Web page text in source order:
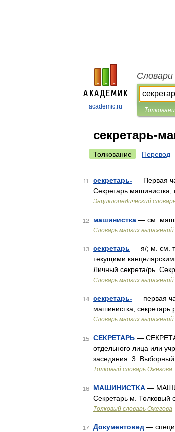
academic.ru
Словари
секретарь-
Толкование Перевод
11 секретарь- — Первая
Секретарь машинистка,
Энциклопедический
12 машинистка — см.
Словарь многих выражений
13 секретарь — я/; м. см.
текущими
Личный секрета/рь.
Словарь многих выражений
14 секретарь- — первая
машинистка, секретарь
Словарь многих выражений
15 СЕКРЕТАРЬ —
отдельного лица или
заседания. 3. Выборный
Толковый словарь Ожегова
16 МАШИНИСТКА —
Секретарь м.
Толковый словарь Ожегова
17 Документовед —